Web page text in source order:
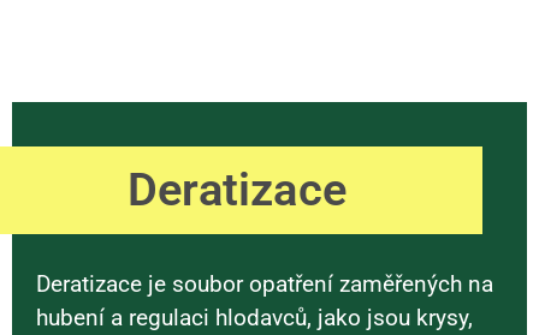
Deratizace
Deratizace je soubor opatření zaměřených na
hubení a regulaci hlodavců, jako jsou krysy,